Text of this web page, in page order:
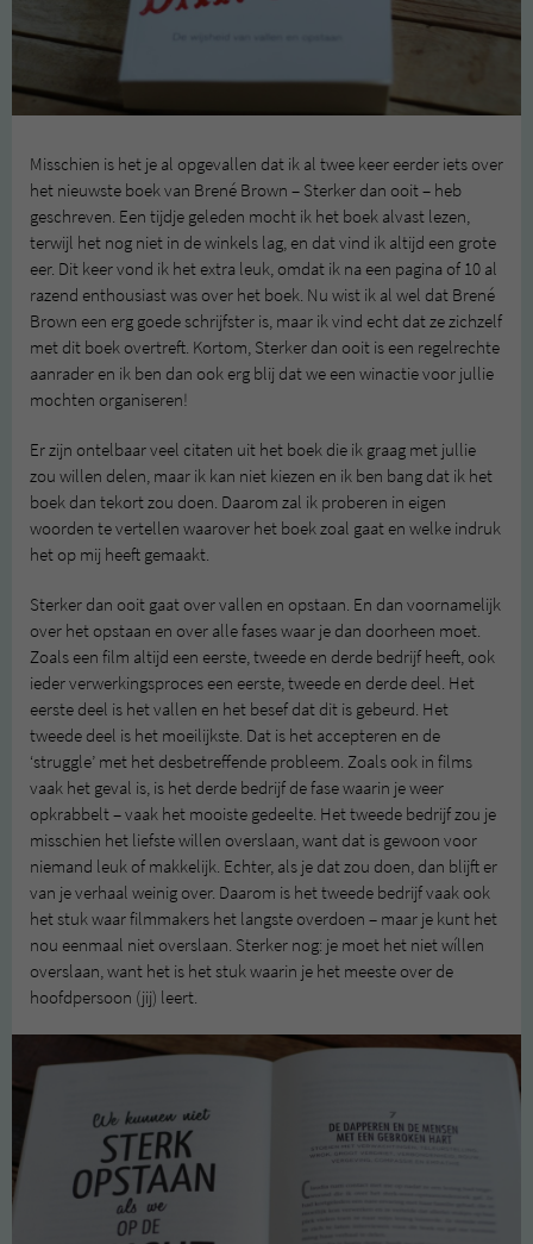
Misschien is het je al opgevallen dat ik al twee keer eerder iets over
het nieuwste boek van Brené Brown – Sterker dan ooit – heb
geschreven. Een tijdje geleden mocht ik het boek alvast lezen,
terwijl het nog niet in de winkels lag, en dat vind ik altijd een grote
eer. Dit keer vond ik het extra leuk, omdat ik na een pagina of 10 al
razend enthousiast was over het boek. Nu wist ik al wel dat Brené
Brown een erg goede schrijfster is, maar ik vind echt dat ze zichzelf
met dit boek overtreft. Kortom, Sterker dan ooit is een regelrechte
aanrader en ik ben dan ook erg blij dat we een winactie voor jullie
mochten organiseren!
Er zijn ontelbaar veel citaten uit het boek die ik graag met jullie
zou willen delen, maar ik kan niet kiezen en ik ben bang dat ik het
boek dan tekort zou doen. Daarom zal ik proberen in eigen
woorden te vertellen waarover het boek zoal gaat en welke indruk
het op mij heeft gemaakt.
Sterker dan ooit gaat over vallen en opstaan. En dan voornamelijk
over het opstaan en over alle fases waar je dan doorheen moet.
Zoals een film altijd een eerste, tweede en derde bedrijf heeft, ook
ieder verwerkingsproces een eerste, tweede en derde deel. Het
eerste deel is het vallen en het besef dat dit is gebeurd. Het
tweede deel is het moeilijkste. Dat is het accepteren en de
‘struggle’ met het desbetreffende probleem. Zoals ook in films
vaak het geval is, is het derde bedrijf de fase waarin je weer
opkrabbelt – vaak het mooiste gedeelte. Het tweede bedrijf zou je
misschien het liefste willen overslaan, want dat is gewoon voor
niemand leuk of makkelijk. Echter, als je dat zou doen, dan blijft er
van je verhaal weinig over. Daarom is het tweede bedrijf vaak ook
het stuk waar filmmakers het langste overdoen – maar je kunt het
nou eenmaal niet overslaan. Sterker nog: je moet het niet wíllen
overslaan, want het is het stuk waarin je het meeste over de
hoofdpersoon (jij) leert.